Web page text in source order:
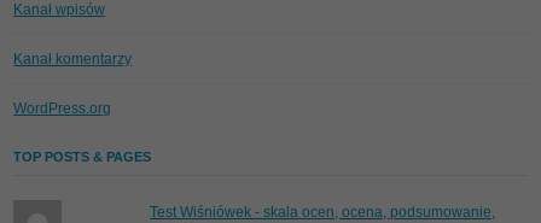
Kanał wpisów
Kanał komentarzy
WordPress.org
TOP POSTS & PAGES
Test Wiśniówek - skala ocen, ocena, podsumowanie,